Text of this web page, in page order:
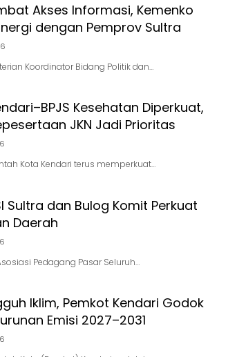
Akses Informasi, Kemenko
dengan Pemprov Sultra
Koordinator Bidang Politik dan…
Kesehatan Diperkuat,
JKN Jadi Prioritas
Kota Kendari terus memperkuat…
Sultra dan Bulog Komit Perkuat
Daerah
Pedagang Pasar Seluruh…
Iklim, Pemkot Kendari Godok
Emisi 2027–2031